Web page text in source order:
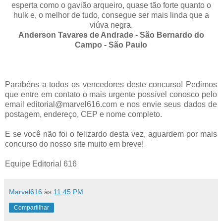
esperta como o gavião arqueiro, quase tão forte quanto o
hulk e, o melhor de tudo, consegue ser mais linda que a
viúva negra.
Anderson Tavares de Andrade - São Bernardo do
Campo - São Paulo
Parabéns a todos os vencedores deste concurso! Pedimos
que entre em contato o mais urgente possível conosco pelo
email editorial@marvel616.com e nos envie seus dados de
postagem, endereço, CEP e nome completo.
E se você não foi o felizardo desta vez, aguardem por mais
concurso do nosso site muito em breve!
Equipe Editorial 616
Marvel616 às 11:45 PM
Compartilhar